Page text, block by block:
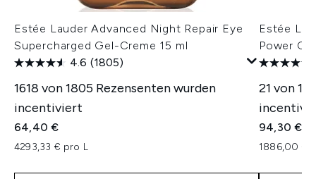
Estée Lauder Advanced Night Repair Eye
Supercharged Gel-Creme 15 ml
4.6 (1805)
1618 von 1805 Rezensenten wurden
incentiviert
64,40 €
4293,33 € pro L
Estée
Power
21 von
94,30 €
1886,00 €